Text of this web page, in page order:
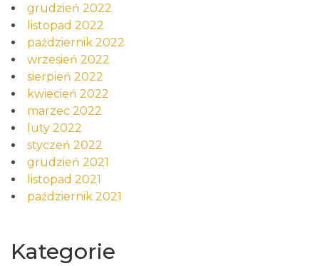
grudzień 2022
listopad 2022
październik 2022
wrzesień 2022
sierpień 2022
kwiecień 2022
marzec 2022
luty 2022
styczeń 2022
grudzień 2021
listopad 2021
październik 2021
Kategorie